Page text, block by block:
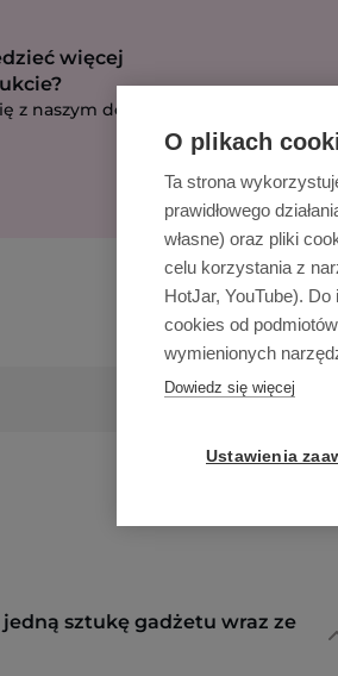
O plikach
Ta strona
prawidłowego
własne) oraz pliki
celu korzystania z
HotJar, YouTube).
cookies od
wymienionych
Dowiedz się więcej
Ustawienia
więcej
z naszym doradcą!
Wyślij zapytanie
sztukę gadżetu wraz ze